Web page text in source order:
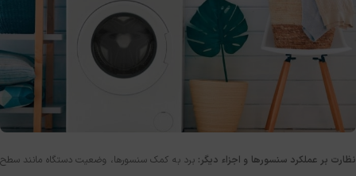
نظارت بر عملکرد سنسورها و اجزاء دیگر: برد به کمک سنسورها، وضعیت دستگاه مانند سطح